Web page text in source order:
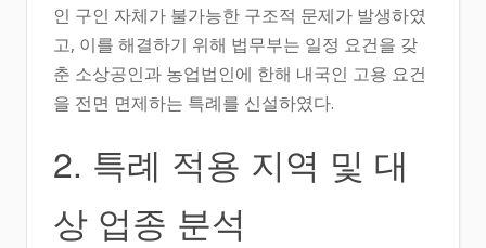
인 구인 자체가 불가능한 구조적 문제가 발생하였
고, 이를 해결하기 위해 법무부는 일정 요건을 갖
춘 소상공인과 농업법인에 한해 내국인 고용 요건
을 전면 면제하는 특례를 신설하였다.
2. 특례 적용 지역 및 대
상 업종 분석